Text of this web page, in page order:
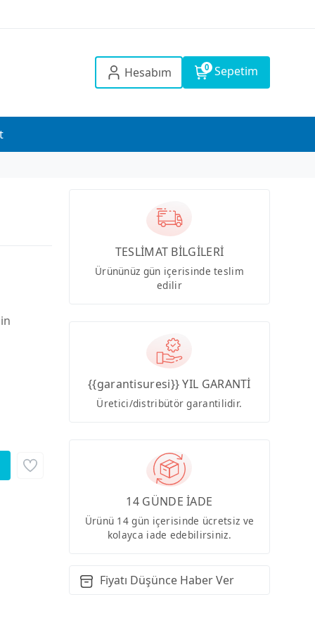
Hesabım 0 Sepetim
TESLİMAT BİLGİLERİ
Ürününüz gün içerisinde teslim
edilir
{{garantisuresi}} YIL GARANTİ
Üretici/distribütör garantilidir.
14 GÜNDE İADE
Ürünü 14 gün içerisinde ücretsiz ve
kolayca iade edebilirsiniz.
Fiyatı Düşünce Haber Ver